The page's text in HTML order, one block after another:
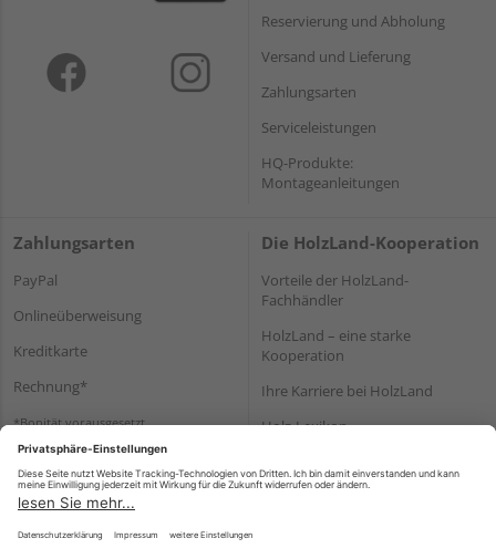
Reservierung und Abholung
Versand und Lieferung
Zahlungsarten
Serviceleistungen
HQ-Produkte:
Montageanleitungen
Zahlungsarten
PayPal
Onlineüberweisung
Kreditkarte
Rechnung*
*Bonität vorausgesetzt
Die HolzLand-Kooperation
Vorteile der HolzLand-
Fachhändler
HolzLand – eine starke
Kooperation
Ihre Karriere bei HolzLand
Holz-Lexikon